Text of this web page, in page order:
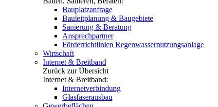
Bauplatzanfrage
Bauleitplanung & Baugebiete
Sanierung & Beratung
Ansprechpartner
Förderrichtlinien Regenwassernutzungsanlage
Wirtschaft
Internet & Breitband
Zurück zur Übersicht
Internet & Breitband:
Internetverbindung
Glasfaserausbau